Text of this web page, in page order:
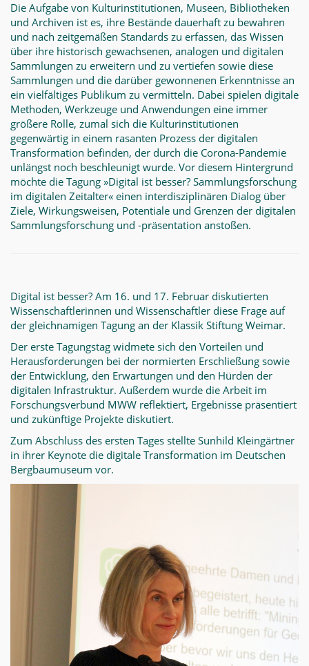
Die Aufgabe von Kulturinstitutionen, Museen, Bibliotheken
und Archiven ist es, ihre Bestände dauerhaft zu bewahren
und nach zeitgemäßen Standards zu erfassen, das Wissen
über ihre historisch gewachsenen, analogen und digitalen
Sammlungen zu erweitern und zu vertiefen sowie diese
Sammlungen und die darüber gewonnenen Erkenntnisse an
ein vielfältiges Publikum zu vermitteln. Dabei spielen digitale
Methoden, Werkzeuge und Anwendungen eine immer
größere Rolle, zumal sich die Kulturinstitutionen
gegenwärtig in einem rasanten Prozess der digitalen
Transformation befinden, der durch die Corona-Pandemie
unlängst noch beschleunigt wurde. Vor diesem Hintergrund
möchte die Tagung »Digital ist besser? Sammlungsforschung
im digitalen Zeitalter« einen interdisziplinären Dialog über
Ziele, Wirkungsweisen, Potentiale und Grenzen der digitalen
Sammlungsforschung und -präsentation anstoßen.
Digital ist besser? Am 16. und 17. Februar diskutierten
Wissenschaftlerinnen und Wissenschaftler diese Frage auf
der gleichnamigen Tagung an der Klassik Stiftung Weimar.
Der erste Tagungstag widmete sich den Vorteilen und
Herausforderungen bei der normierten Erschließung sowie
der Entwicklung, den Erwartungen und den Hürden der
digitalen Infrastruktur. Außerdem wurde die Arbeit im
Forschungsverbund MWW reflektiert, Ergebnisse präsentiert
und zukünftige Projekte diskutiert.
Zum Abschluss des ersten Tages stellte Sunhild Kleingärtner
in ihrer Keynote die digitale Transformation im Deutschen
Bergbaumuseum vor.